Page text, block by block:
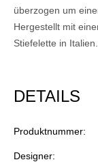
überzogen um
Hergestellt mit
Stiefelette in Italien.
DETAILS
Produktnummer:
Designer: